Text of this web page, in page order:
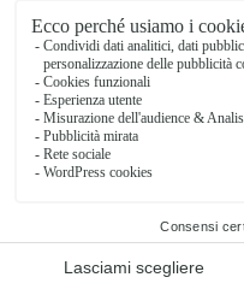
SAN GIORGIO A CREMANO
Via G. Guerra 31/33
Vedi il negozio